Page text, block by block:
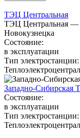
ТЭЦ Центральная
ТЭЦ Центральная —
Новокузнецка
Состояние:
в эксплуатации
Тип электростанции:
Западно-Сибирская
Состояние:
в эксплуатации
Тип электростанции: